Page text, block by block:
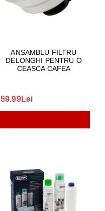
ANSAMBLU FILTRU
DELONGHI PENTRU O
CEASCA CAFEA
59.99Lei